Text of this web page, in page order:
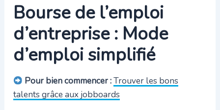
Bourse de l’emploi
d’entreprise : Mode
d’emploi simplifié
Pour bien commencer :Trouver les bons
talents grâce aux jobboards